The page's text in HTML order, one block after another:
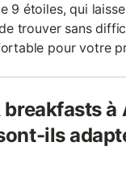
9 étoiles, qui
trouver sans
pour votre
breakfasts
ils